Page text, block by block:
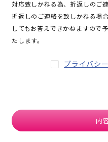
対応致しかねる為、折返しのご
折返しのご連絡を致しかねる場
してもお答えできかねますので
たします。
プライバシ
内